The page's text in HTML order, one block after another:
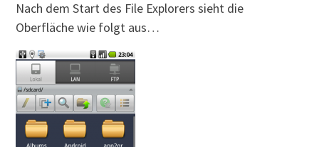
Nach dem Start des File Explorers sieht die
Oberfläche wie folgt aus…